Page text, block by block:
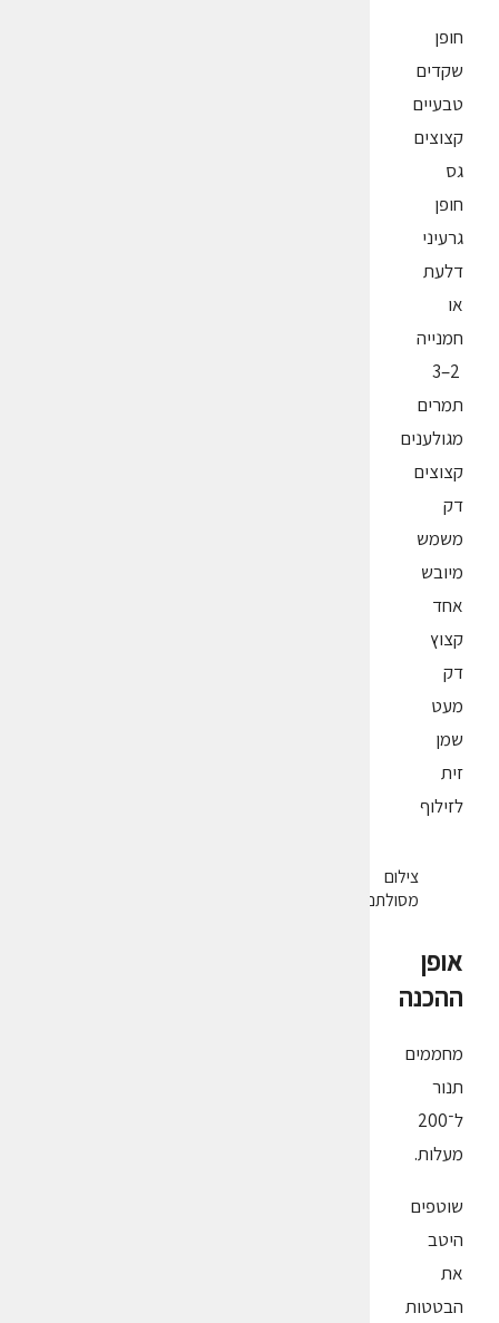
חופן
שקדים
טבעיים
קצוצים
גס
חופן
גרעיני
דלעת
או
חמנייה
2–3
תמרים
מגולענים
קצוצים
דק
משמש
מיובש
אחד
קצוץ
דק
מעט
שמן
זית
לזילוף
צילום
מסולתם
אופן
ההכנה
מחממים
תנור
ל־200
מעלות.
שוטפים
היטב
את
הבטטות